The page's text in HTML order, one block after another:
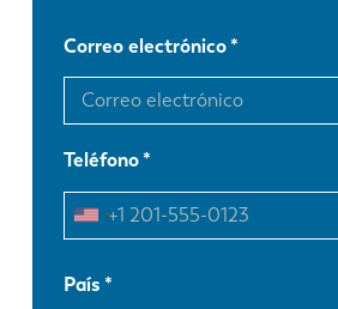
Correo electrónico
Teléfono
País